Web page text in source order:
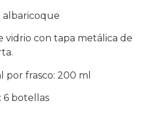
albaricoque
vidrio con tapa metálica de
por frasco: 200 ml
6 botellas